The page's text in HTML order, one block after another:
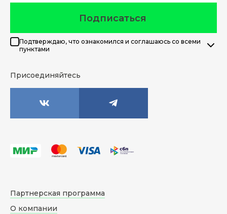
Подписаться
Подтверждаю, что ознакомился и соглашаюсь со всеми
пунктами
Присоединяйтесь
Партнерская программа
О компании